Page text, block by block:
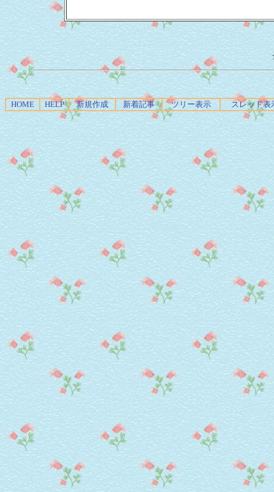
HOME HELP 新規作成 新着記事 ツリー表示 スレッド表